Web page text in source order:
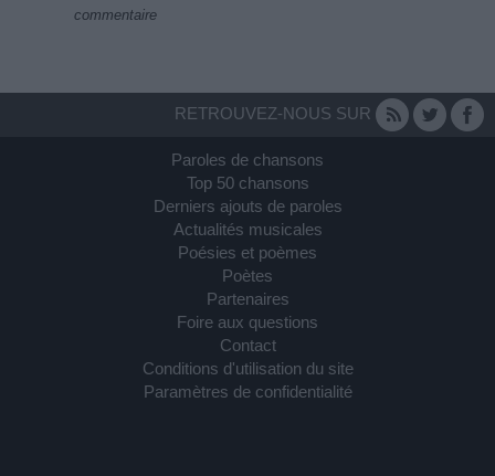
commentaire
RETROUVEZ-NOUS SUR
Paroles de chansons
Top 50 chansons
Derniers ajouts de paroles
Actualités musicales
Poésies et poèmes
Poètes
Partenaires
Foire aux questions
Contact
Conditions d'utilisation du site
Paramètres de confidentialité